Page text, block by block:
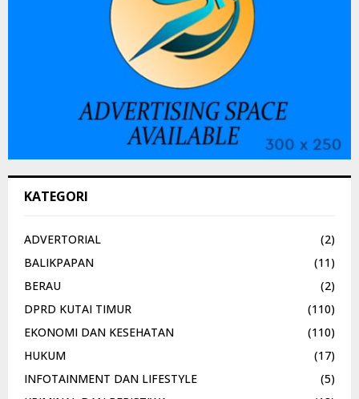
KATEGORI
ADVERTORIAL
(2)
BALIKPAPAN
(11)
BERAU
(2)
DPRD KUTAI TIMUR
(110)
EKONOMI DAN KESEHATAN
(110)
HUKUM
(17)
INFOTAINMENT DAN LIFESTYLE
(5)